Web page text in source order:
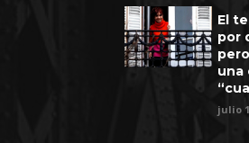
El
por
una
julio